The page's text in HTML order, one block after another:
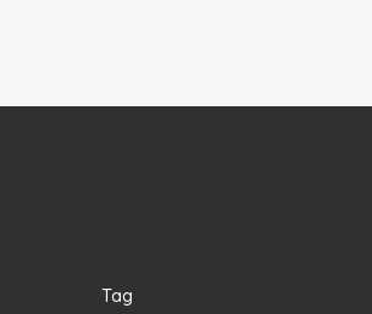
Tag